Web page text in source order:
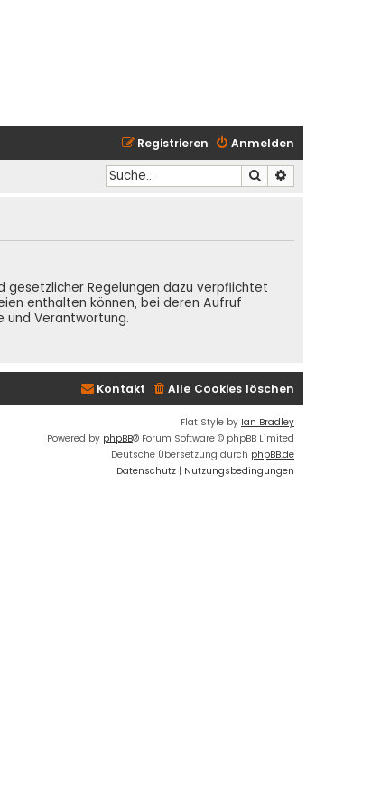
Anmelden
Registrieren
Suche
gesetzlicher Regelungen dazu verpflichtet
enthalten können, bei deren Aufruf
und Verantwortung.
Alle Cookies löschen
Kontakt
Flat Style by Ian Bradley
Powered by phpBB® Forum Software © phpBB Limited
Deutsche Übersetzung durch phpBB.de
Datenschutz | Nutzungsbedingungen